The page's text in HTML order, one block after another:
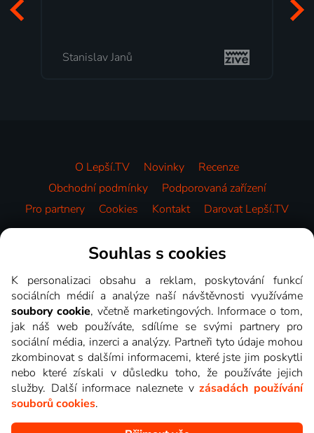
Milada Tomešová
O Lepší.TV Novinky
Recenze
Obchodní podmínky
Podporovaná zařízení
Pro partnery
Cookies Kontakt Darovat Lepší.TV
Videotéka
Souhlas s cookies
K personalizaci obsahu a reklam, poskytování funkcí
sociálních médií a analýze naší návštěvnosti využíváme
soubory cookie, včetně marketingových. Informace o tom,
jak náš web používáte, sdílíme se svými partnery pro
sociální média, inzerci a analýzy. Partneři tyto údaje mohou
zkombinovat s dalšími informacemi, které jste jim poskytli
nebo které získali v důsledku toho, že používáte jejich
služby. Další informace naleznete vzásadách používání
souborů cookies.